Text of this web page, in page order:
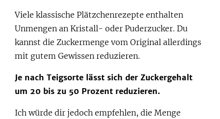
Viele klassische Plätzchenrezepte enthalten
Unmengen an Kristall- oder Puderzucker. Du
kannst die Zuckermenge vom Original allerdings
mit gutem Gewissen reduzieren.
Je nach Teigsorte lässt sich der Zuckergehalt
um 20 bis zu 50 Prozent reduzieren.
Ich würde dir jedoch empfehlen, die Menge